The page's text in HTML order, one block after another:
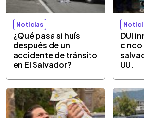
Noticias
¿Qué pasa si huís
después de un
accidente de tránsito
en El Salvador?
DUI
cinco
UU.